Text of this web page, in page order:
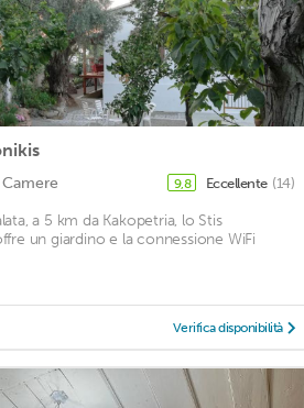
Camere 9,8 Eccellente (14)
a 5 km da Kakopetria, lo Stis
un giardino e la connessione WiFi
Verifica disponibilità